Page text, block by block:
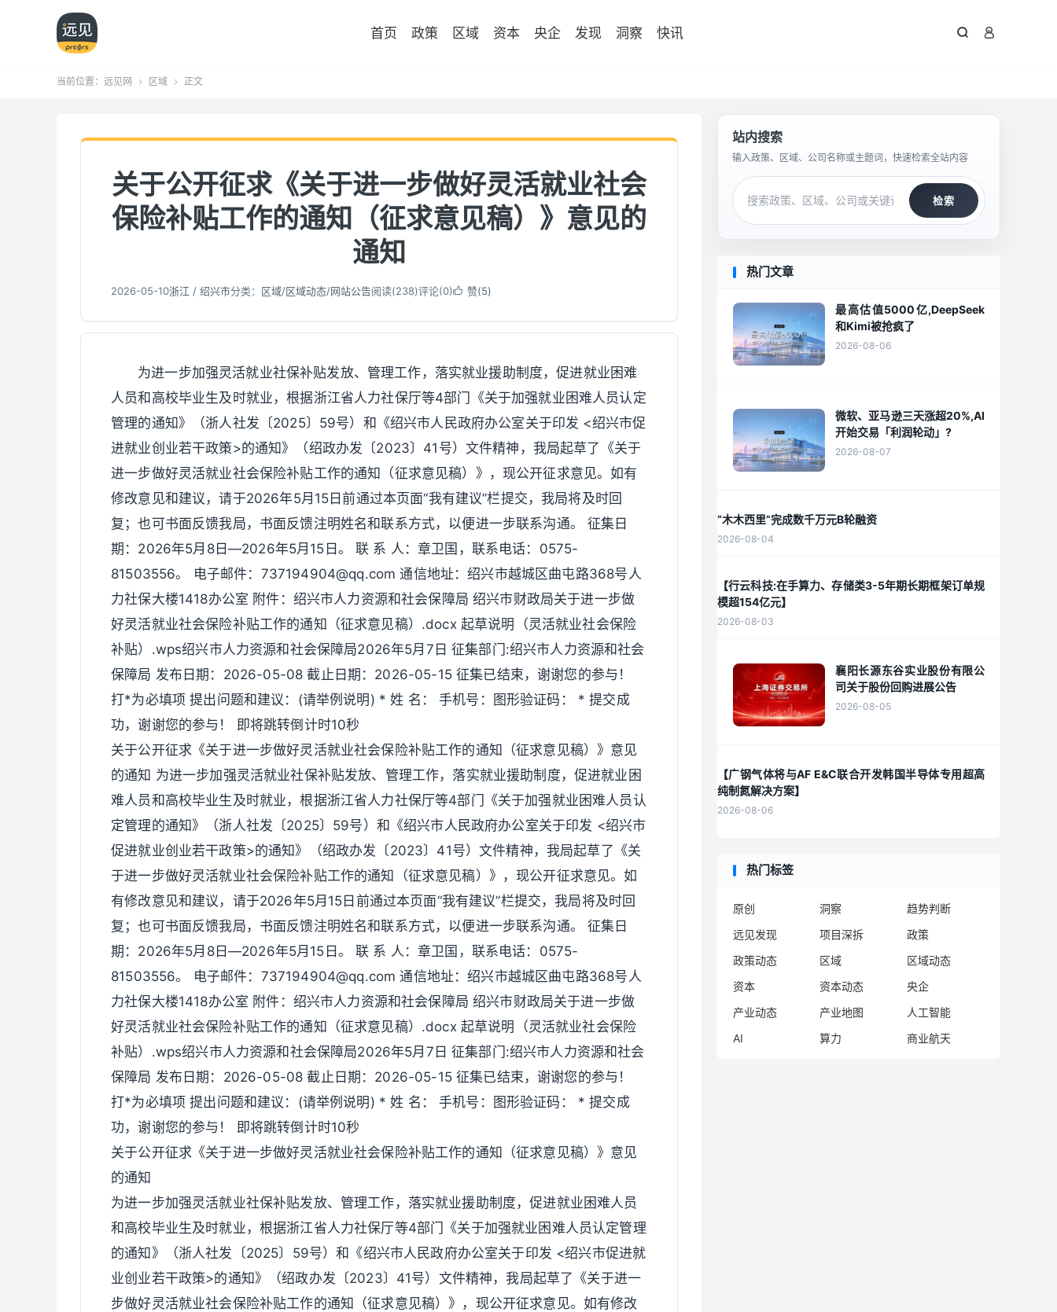
首页 政策 区域 资本 央企 发现 洞察 快讯  
当前位置： 远见网  区域  正文
关于公开征求《关于进一步做好灵活就业社会
保险补贴工作的通知（征求意见稿）》意见的
通知
2026-05-10浙江 / 绍兴市分类： 区域/区域动态/网站公告阅读(238)评论(0) 赞(5)
为进一步加强灵活就业社保补贴发放、管理工作，落实就业援助制度，促进就业困难
人员和高校毕业生及时就业，根据浙江省人力社保厅等4部门《关于加强就业困难人员认定
管理的通知》（浙人社发〔2025〕59号）和《绍兴市人民政府办公室关于印发 <绍兴市促
进就业创业若干政策>的通知》（绍政办发〔2023〕41号）文件精神，我局起草了《关于
进一步做好灵活就业社会保险补贴工作的通知（征求意见稿）》，现公开征求意见。如有
修改意见和建议，请于2026年5月15日前通过本页面“我有建议”栏提交，我局将及时回
复；也可书面反馈我局，书面反馈注明姓名和联系方式，以便进一步联系沟通。 征集日
期：2026年5月8日—2026年5月15日。 联 系 人：章卫国，联系电话：0575-
81503556。 电子邮件：737194904@qq.com 通信地址：绍兴市越城区曲屯路368号人
力社保大楼1418办公室 附件：绍兴市人力资源和社会保障局 绍兴市财政局关于进一步做
好灵活就业社会保险补贴工作的通知（征求意见稿）.docx 起草说明（灵活就业社会保险
补贴）.wps绍兴市人力资源和社会保障局2026年5月7日 征集部门:绍兴市人力资源和社会
保障局 发布日期：2026-05-08 截止日期：2026-05-15 征集已结束，谢谢您的参与！
打*为必填项 提出问题和建议：(请举例说明) * 姓 名： 手机号：图形验证码： * 提交成
功，谢谢您的参与！ 即将跳转倒计时10秒
关于公开征求《关于进一步做好灵活就业社会保险补贴工作的通知（征求意见稿）》意见
的通知 为进一步加强灵活就业社保补贴发放、管理工作，落实就业援助制度，促进就业困
难人员和高校毕业生及时就业，根据浙江省人力社保厅等4部门《关于加强就业困难人员认
定管理的通知》（浙人社发〔2025〕59号）和《绍兴市人民政府办公室关于印发 <绍兴市
促进就业创业若干政策>的通知》（绍政办发〔2023〕41号）文件精神，我局起草了《关
于进一步做好灵活就业社会保险补贴工作的通知（征求意见稿）》，现公开征求意见。如
有修改意见和建议，请于2026年5月15日前通过本页面“我有建议”栏提交，我局将及时回
复；也可书面反馈我局，书面反馈注明姓名和联系方式，以便进一步联系沟通。 征集日
期：2026年5月8日—2026年5月15日。 联 系 人：章卫国，联系电话：0575-
81503556。 电子邮件：737194904@qq.com 通信地址：绍兴市越城区曲屯路368号人
力社保大楼1418办公室 附件：绍兴市人力资源和社会保障局 绍兴市财政局关于进一步做
好灵活就业社会保险补贴工作的通知（征求意见稿）.docx 起草说明（灵活就业社会保险
补贴）.wps绍兴市人力资源和社会保障局2026年5月7日 征集部门:绍兴市人力资源和社会
保障局 发布日期：2026-05-08 截止日期：2026-05-15 征集已结束，谢谢您的参与！
打*为必填项 提出问题和建议：(请举例说明) * 姓 名： 手机号：图形验证码： * 提交成
功，谢谢您的参与！ 即将跳转倒计时10秒
关于公开征求《关于进一步做好灵活就业社会保险补贴工作的通知（征求意见稿）》意见
的通知
为进一步加强灵活就业社保补贴发放、管理工作，落实就业援助制度，促进就业困难人员
和高校毕业生及时就业，根据浙江省人力社保厅等4部门《关于加强就业困难人员认定管理
的通知》（浙人社发〔2025〕59号）和《绍兴市人民政府办公室关于印发 <绍兴市促进就
业创业若干政策>的通知》（绍政办发〔2023〕41号）文件精神，我局起草了《关于进一
步做好灵活就业社会保险补贴工作的通知（征求意见稿）》，现公开征求意见。如有修改
站内搜索
输入政策、区域、公司名称或主题词，快速检索全站内容
检索
热门文章
最高估值5000亿,DeepSeek
和Kimi被抢疯了
2026-08-06
微软、亚马逊三天涨超20%,AI
开始交易「利润轮动」?
2026-08-07
“木木西里”完成数千万元B轮融资
2026-08-04
【行云科技:在手算力、存储类3-5年期长期框架订单规
模超154亿元】
2026-08-03
襄阳长源东谷实业股份有限公
司关于股份回购进展公告
2026-08-05
【广钢气体将与AF E&C联合开发韩国半导体专用超高
纯制氮解决方案】
2026-08-06
热门标签
原创 洞察
趋势判断
远见发现
项目深拆
政策
政策动态
区域
区域动态
资本
资本动态
央企
产业动态
产业地图
人工智能
AI
算力 商业航天